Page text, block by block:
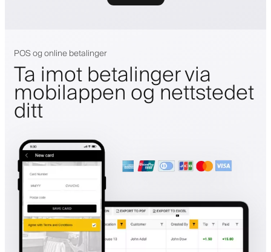
POS og online betalinger
Ta imot betalinger via
mobilappen og nettstedet
ditt